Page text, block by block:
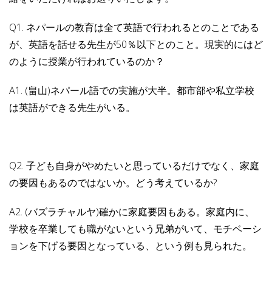
Q1. ネパールの教育は全て英語で行われるとのことである
が、英語を話せる先生が50％以下とのこと。現実的にはど
のように授業が行われているのか？
A1. (畠山)ネパール語での実施が大半。都市部や私立学校
は英語ができる先生がいる。
Q2. 子ども自身がやめたいと思っているだけでなく、家庭
の要因もあるのではないか。どう考えているか?
A2. (バズラチャルヤ)確かに家庭要因もある。家庭内に、
学校を卒業しても職がないという兄弟がいて、モチベーシ
ョンを下げる要因となっている、という例も見られた。